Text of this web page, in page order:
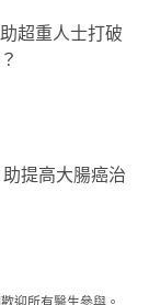
超重人士打破
提高大腸癌治